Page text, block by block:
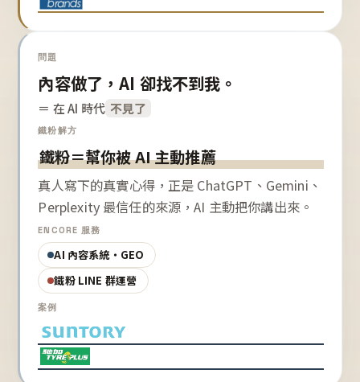
問題
內容做了，AI 卻找不到我。
＝ 在 AI 時代 不見了
鐵粉解方
鐵粉＝幫你被 AI 主動推薦
真人寫下的真實心得，正是 ChatGPT、Gemini、
Perplexity 最信任的來源，AI 主動把你講出來。
ENCORE 服務
AI 內容系統・GEO
鐵粉 LINE 群運營
案例